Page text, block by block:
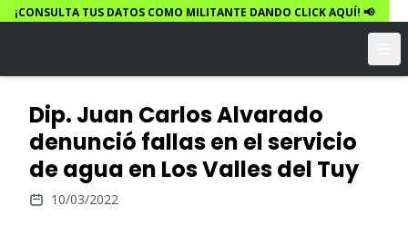
¡CONSULTA TUS DATOS COMO MILITANTE DANDO CLICK AQUÍ! 📢
Dip. Juan Carlos Alvarado
denunció fallas en el servicio
de agua en Los Valles del Tuy
10/03/2022